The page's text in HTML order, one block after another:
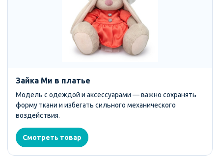
Зайка Ми в платье
Модель с одеждой и аксессуарами — важно сохранять
форму ткани и избегать сильного механического
воздействия.
Смотреть товар